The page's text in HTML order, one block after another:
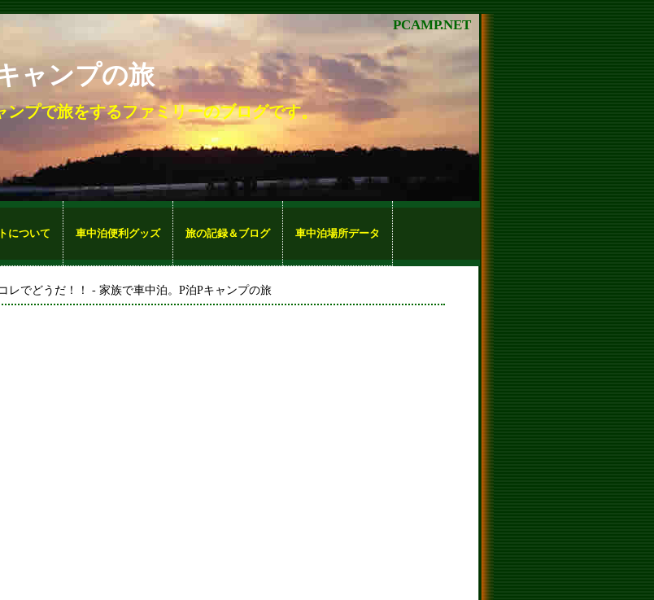
ャンプの旅
ンプで旅をするファミリーのブログです。
PCAMP.NET
について 車中泊便利グッズ 旅の記録＆ブログ 車中泊場所データ
レでどうだ！！ - 家族で車中泊。P泊Pキャンプの旅